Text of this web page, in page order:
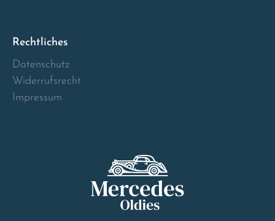
Rechtliches
Datenschutz
Widerrufsrecht
Impressum
Österreich
Poland